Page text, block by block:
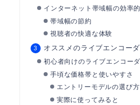
インターネット帯域幅の効率
帯域幅の節約
視聴者の快適な体験
オススメのライブエンコー
初心者向けのライブエンコー
手頃な価格帯と使いやすさ
エントリーモデルの選び方
実際に使ってみると